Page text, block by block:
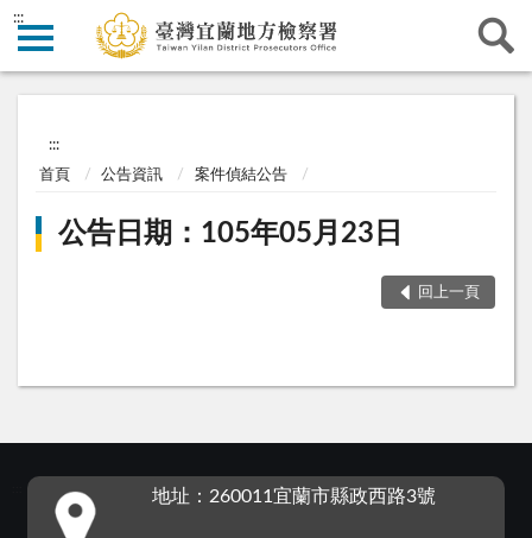
:::
:::
首頁 公告資訊 案件偵結公告
公告日期：105年05月23日
回上一頁
地址：260011宜蘭市縣政西路3號